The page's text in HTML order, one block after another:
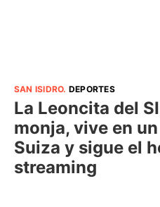
SAN ISIDRO. DEPORTES
La Leoncita del
monja, vive en
Suiza y sigue el
streaming